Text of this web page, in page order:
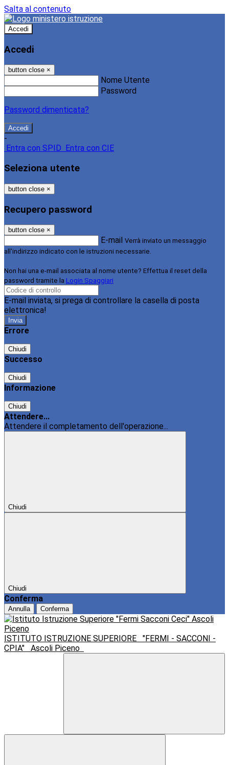
Salta al contenuto
Accedi
Accedi
button close ×
Nome Utente
Password
Password dimenticata?
-
Entra con SPID
Entra con CIE
Seleziona utente
button close ×
Recupero password
button close ×
E-mail Verrà inviato un messaggio
all'indirizzo indicato con le istruzioni necessarie.
Non hai una e-mail associata al nome utente? Effettua il reset della
password tramite la Login Spaggiari
E-mail inviata, si prega di controllare la casella di posta
elettronica!
Errore
Chiudi
Successo
Chiudi
Informazione
Chiudi
Attendere...
Attendere il completamento dell'operazione...
Chiudi
Chiudi
Conferma
Annulla Conferma
ISTITUTO ISTRUZIONE SUPERIORE
"FERMI - SACCONI -
CPIA"
Ascoli Piceno